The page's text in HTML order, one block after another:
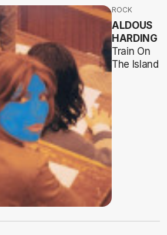
ROCK
ALDOUS
HARDING
Train On
The Island